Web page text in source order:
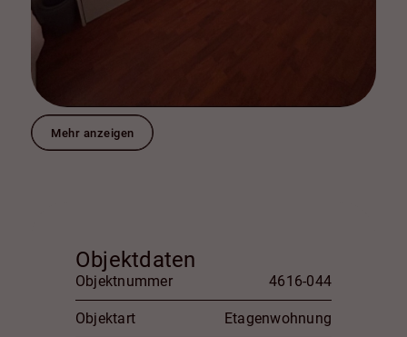
Mehr anzeigen
Objektdaten
Objektnummer 4616-044
Objektart Etagenwohnung